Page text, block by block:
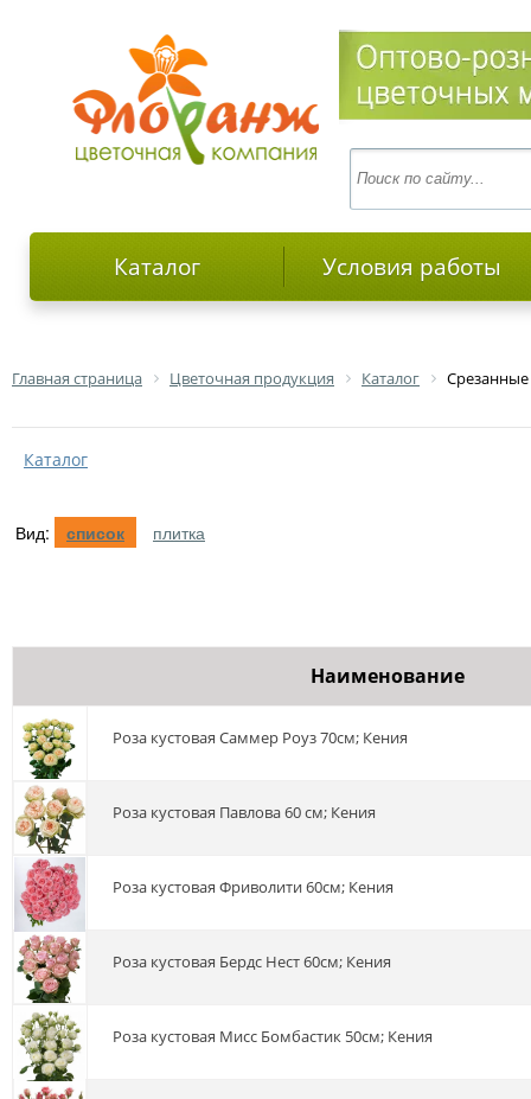
Каталог Условия работы
Главная страница Цветочная продукция Каталог
Каталог
Вид: список плитка
Наименование
роза кустовая Саммер Роуз 70см; Кения
роза кустовая Павлова 60 см; Кения
роза кустовая Фриволити 60см; Кения
Роза кустовая Бердс Нест 60см; Кения
роза кустовая Мисс Бомбастик 50см; Кения